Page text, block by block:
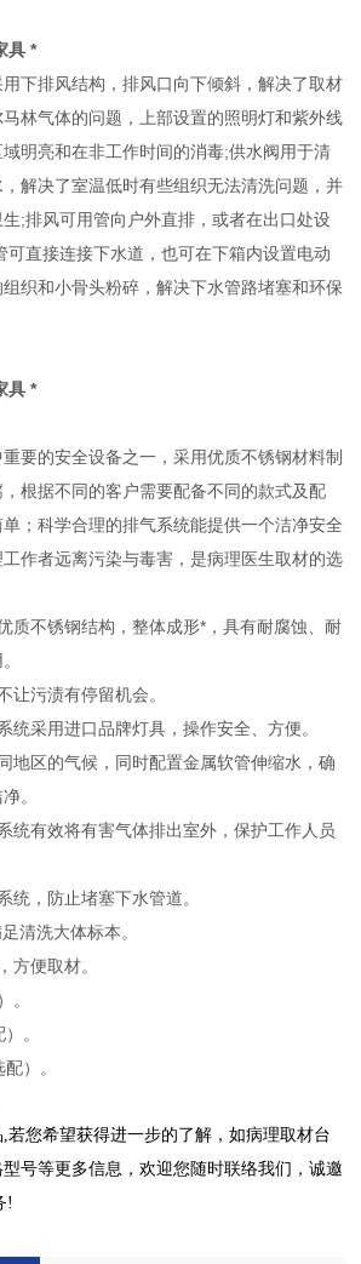
具 *
下排风结构，排风口向下倾斜，解决了取材
林气体的问题，上部设置的照明灯和紫外线
明亮和在非工作时间的消毒;供水阀用于清
解决了室温低时有些组织无法清洗问题，并
;排风可用管向户外直排，或者在出口处设
可直接连接下水道，也可在下箱内设置电动
织和小骨头粉碎，解决下水管路堵塞和环保
具 *
要的安全设备之一，采用优质不锈钢材料制
根据不同的客户需要配备不同的款式及配
；科学合理的排气系统能提供一个洁净安全
作者远离污染与毒害，是病理医生取材的选
质不锈钢结构，整体成形*，具有耐腐蚀、耐
让污渍有停留机会。
统采用进口品牌灯具，操作安全、方便。
地区的气候，同时配置金属软管伸缩水，确
。
统有效将有害气体排出室外，保护工作人员
统，防止堵塞下水管道。
清洗大体标本。
方便取材。
。
。
）。
若您希望获得进一步的了解，如病理取材台
号等更多信息，欢迎您随时联络我们，诚邀
!